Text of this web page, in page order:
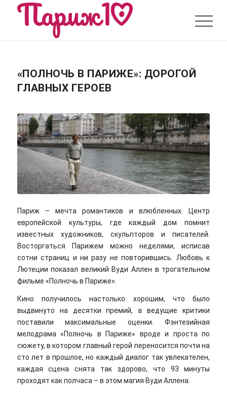
«ПОЛНОЧЬ В ПАРИЖЕ»: ДОРОГОЙ
ГЛАВНЫХ ГЕРОЕВ
Париж – мечта романтиков и влюбленных. Центр
европейской культуры, где каждый дом помнит
известных художников, скульпторов и писателей.
Восторгаться Парижем можно неделями, исписав
сотни страниц и ни разу не повторившись. Любовь к
Лютеции показал великий Вуди Аллен в трогательном
фильме «Полночь в Париже».
Кино получилось настолько хорошим, что было
выдвинуто на десятки премий, а ведущие критики
поставили максимальные оценки. Фэнтезийная
мелодрама «Полночь в Париже» вроде и проста по
сюжету, в котором главный герой переносится почти на
сто лет в прошлое, но каждый диалог так увлекателен,
каждая сцена снята так здорово, что 93 минуты
проходят как полчаса – в этом магия Вуди Аллена.